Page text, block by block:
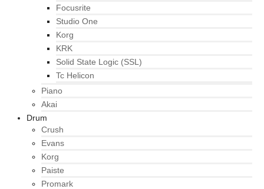
Focusrite
Studio One
Korg
KRK
Solid State Logic (SSL)
Tc Helicon
Piano
Akai
Drum
Crush
Evans
Korg
Paiste
Promark